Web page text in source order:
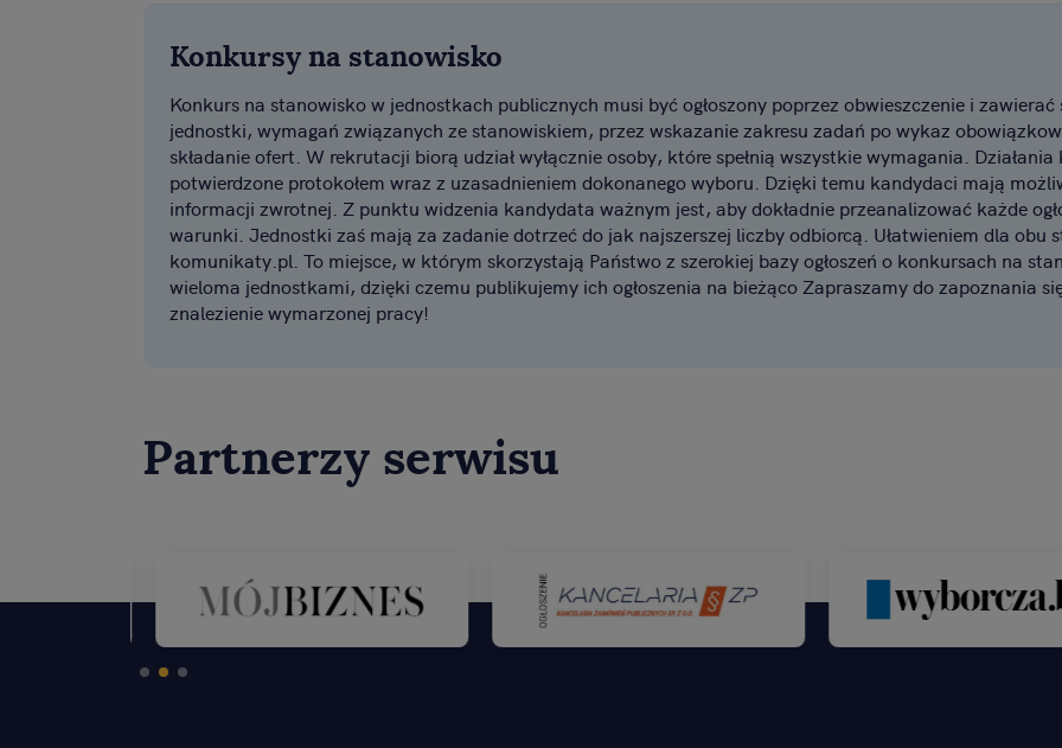
Konkursy na stanowisko
Konkurs na stanowisko w jednostkach publicznych musi być ogłoszony poprzez obwieszczenie i
jednostki, wymagań związanych ze stanowiskiem, przez wskazanie zakresu zadań po wykaz
składanie ofert. W rekrutacji biorą udział wyłącznie osoby, które spełnią wszystkie wymagania.
potwierdzone protokołem wraz z uzasadnieniem dokonanego wyboru. Dzięki temu kandydaci mają
informacji zwrotnej. Z punktu widzenia kandydata ważnym jest, aby dokładnie przeanalizować każde
warunki. Jednostki zaś mają za zadanie dotrzeć do jak najszerszej liczby odbiorcą. Ułatwieniem dla obu
komunikaty.pl. To miejsce, w którym skorzystają Państwo z szerokiej bazy ogłoszeń o konkursach na
wieloma jednostkami, dzięki czemu publikujemy ich ogłoszenia na bieżąco Zapraszamy do zapoznania
znalezienie wymarzonej pracy!
Partnerzy serwisu